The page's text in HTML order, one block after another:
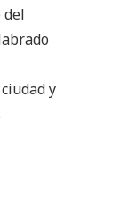
del
y